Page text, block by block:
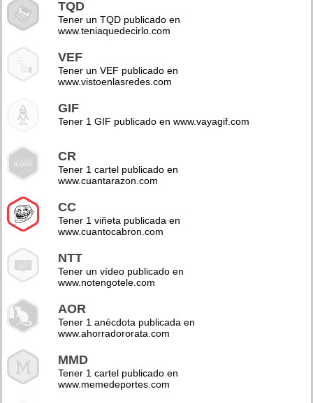
TQD
Tener un TQD publicado en
www.teniaquedecirlo.com
VEF
Tener un VEF publicado en
www.vistoenlasredes.com
GIF
Tener 1 GIF publicado en www.vayagif.com
CR
Tener 1 cartel publicado en
www.cuantarazon.com
CC
Tener 1 viñeta publicada en
www.cuantocabron.com
NTT
Tener un vídeo publicado en
www.notengotele.com
AOR
Tener 1 anécdota publicada en
www.ahorradororata.com
MMD
Tener 1 cartel publicado en
www.memedeportes.com